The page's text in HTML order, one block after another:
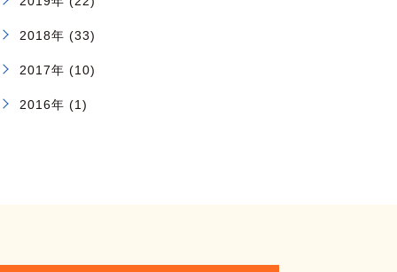
2018年 (33)
2017年 (10)
2016年 (1)